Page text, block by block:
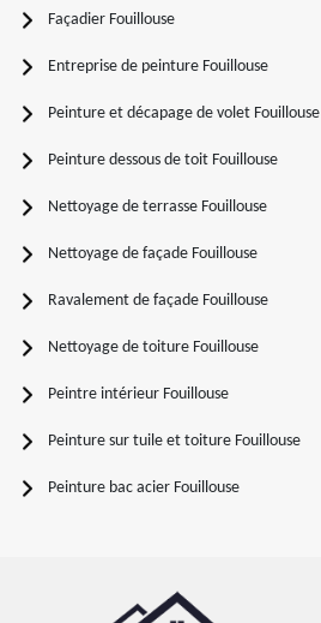
Façadier Fouillouse
Entreprise de peinture Fouillouse
Peinture et décapage de volet Fouillouse
Peinture dessous de toit Fouillouse
Nettoyage de terrasse Fouillouse
Nettoyage de façade Fouillouse
Ravalement de façade Fouillouse
Nettoyage de toiture Fouillouse
Peintre intérieur Fouillouse
Peinture sur tuile et toiture Fouillouse
Peinture bac acier Fouillouse